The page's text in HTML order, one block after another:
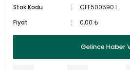
Stok Kodu
CFE500590 L
Fiyat
0,00 ₺
Gelince Haber